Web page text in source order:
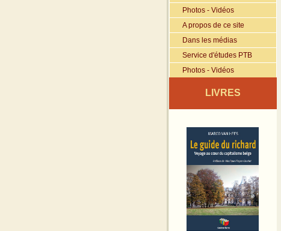
Photos - Vidéos
A propos de ce site
Dans les médias
Service d'études PTB
Photos - Vidéos
LIVRES